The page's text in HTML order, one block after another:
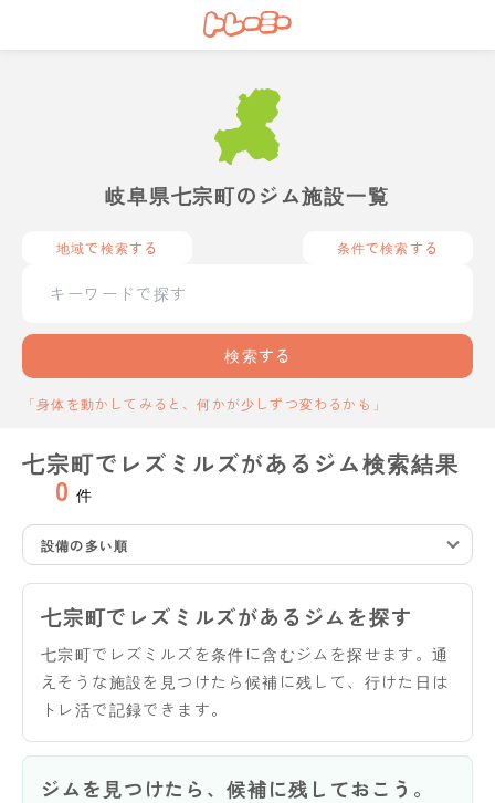
岐阜県七宗町のジム施設一覧
地域で検索する 条件で検索する
検索する
「身体を動かしてみると、何かが少しずつ変わるかも」
七宗町でレズミルズがあるジム検索結果
0 件
設備の多い順
七宗町でレズミルズがあるジムを探す
七宗町でレズミルズを条件に含むジムを探せます。通
えそうな施設を見つけたら候補に残して、行けた日は
トレ活で記録できます。
ジムを見つけたら、候補に残しておこう。